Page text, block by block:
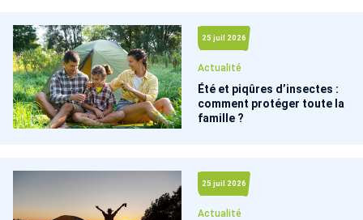
25 juil 2026
Actualité
Été et piqûres d’insectes :
comment protéger toute la
famille ?
25 juil 2026
Actualité